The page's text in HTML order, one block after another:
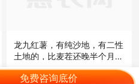
龙九红薯，有纯沙地，有二性
土地的，比麦茬还晚半个月可
以储存
¥0.70/斤
免费咨询底价